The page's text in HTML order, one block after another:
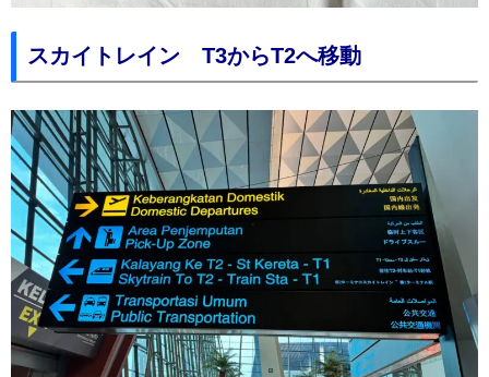
スカイトレイン T3からT2へ移動